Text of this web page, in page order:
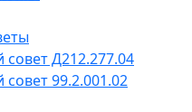
Д212.277.04
99.2.001.02